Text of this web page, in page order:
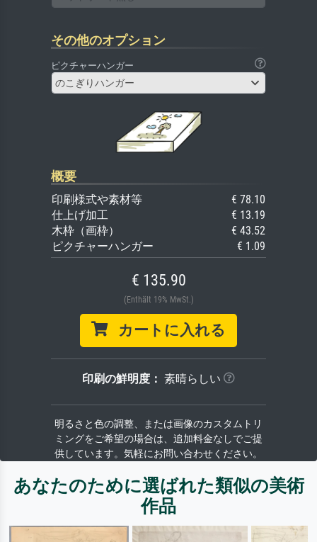
その他のオプション
ピクチャーハンガー
のこぎりハンガー
概要
印刷様式や素材等
€ 78.10
仕上げ加工
€ 13.19
木枠（画枠）
€ 43.52
ピクチャーハンガー
€ 1.09
€ 135.90
(Enthält 19% MwSt.)
カートに入れる
印刷の鮮明度： 素晴らしい
明るさと色の調整、または画像のカスタムトリ
ミングをご希望の場合は、追加料金なしでご提
供しています。気軽にお問い合わせください。
あなたのために選ばれた類似の美術
作品